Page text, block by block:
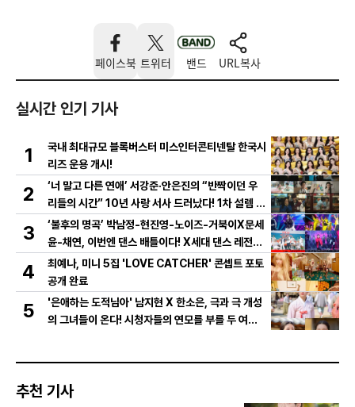
페이스북 트위터 밴드 URL복사
실시간 인기 기사
1
국내 최대규모 블록버스터 미스인터콘티넨탈 한국시
리즈 운용 개시!
2
‘너 말고 다른 연애’ 서강준·안은진의 “반짝이던 우
리들의 시간” 10년 사랑 서사 드러났다! 1차 설렘 티
저 영상 공개!
3
‘불후의 명곡’ 박남정-현진영-노이즈-거북이X문세
윤-채연, 이번엔 댄스 배틀이다! X세대 댄스 레전드
총출동! 댄스 본능 깨운다!
4
최예나, 미니 5집 'LOVE CATCHER' 콘셉트 포토
공개 완료
5
'은애하는 도적님아' 남지현 X 한소은, 극과 극 개성
의 그녀들이 온다! 시청자들의 연모를 부를 두 여인
추천 기사